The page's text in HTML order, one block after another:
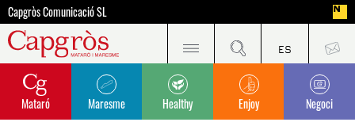
Capgròs Comunicació SL
Mataró Maresme Healthy Enjoy Negoci